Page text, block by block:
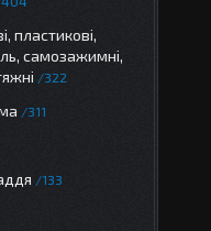
пластикові,
самозажимні,
322
311
133